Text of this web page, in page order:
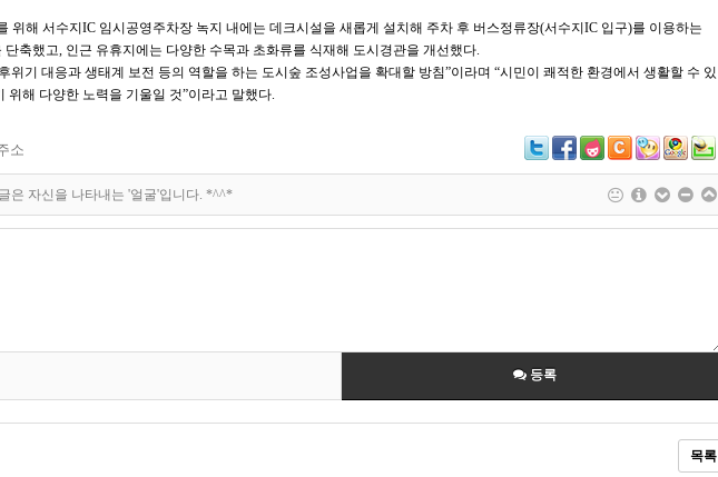
위해 서수지IC 임시공영주차장 녹지 내에는 데크시설을 새롭게 설치해 주차 후 버스정류장(서수지IC 입구)를 이용하는
단축했고, 인근 유휴지에는 다양한 수목과 초화류를 식재해 도시경관을 개선했다.
위기 대응과 생태계 보전 등의 역할을 하는 도시숲 조성사업을 확대할 방침”이라며 “시민이 쾌적한 환경에서 생활할 수 있
위해 다양한 노력을 기울일 것”이라고 말했다.
소
은 자신을 나타내는 '얼굴'입니다. *^^*
등록
목록